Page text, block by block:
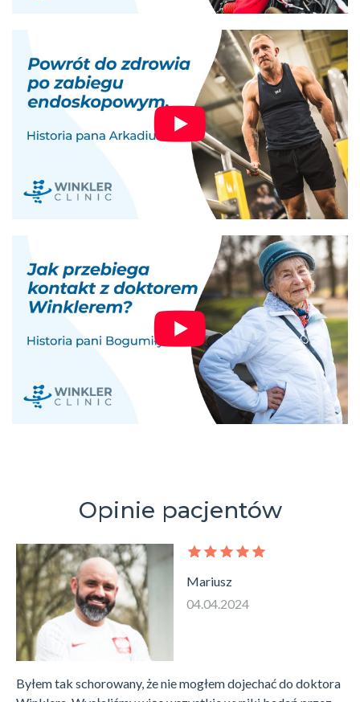
Opinie pacjentów
Mariusz
04.04.2024
Byłem tak schorowany, że nie mogłem dojechać do doktora